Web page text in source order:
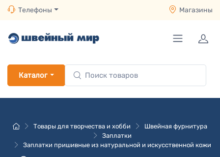
Телефоны Магазины
Каталог
Товары для творчества и хобби
Швейная фурнитура
Заплатки
Заплатки пришивные из натуральной и искусственной кожи